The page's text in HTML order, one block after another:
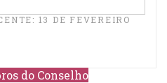
13 DE FEVEREIRO
do Conselho